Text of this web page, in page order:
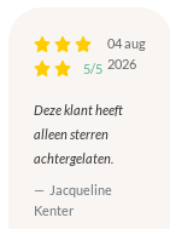
5/5
04 aug
2026
Deze klant heeft
alleen sterren
achtergelaten.
Jacqueline
Kenter